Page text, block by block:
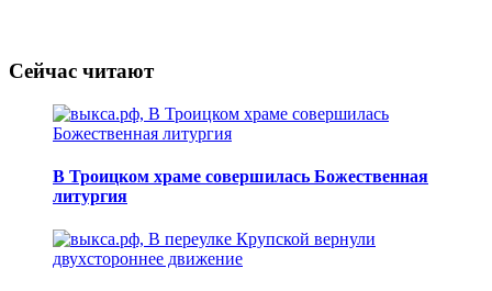
Сейчас читают
В Троицком храме совершилась Божественная
литургия